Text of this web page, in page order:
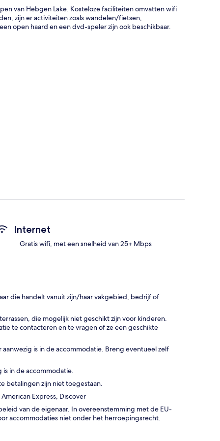
van Hebgen Lake. Kosteloze faciliteiten omvatten wifi
zijn er activiteiten zoals wandelen/fietsen,
open haard en een dvd-speler zijn ook beschikbaar.
Internet
Gratis wifi, met een snelheid van 25+ Mbps
die handelt vanuit zijn/haar vakgebied, bedrijf of
die mogelijk niet geschikt zijn voor kinderen.
te contacteren en te vragen of ze een geschikte
is in de accommodatie. Breng eventueel zelf
in de accommodatie.
betalingen zijn niet toegestaan.
Express, Discover
van de eigenaar. In overeenstemming met de EU-
accommodaties niet onder het herroepingsrecht.